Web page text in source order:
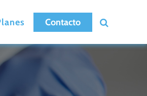
Contacto